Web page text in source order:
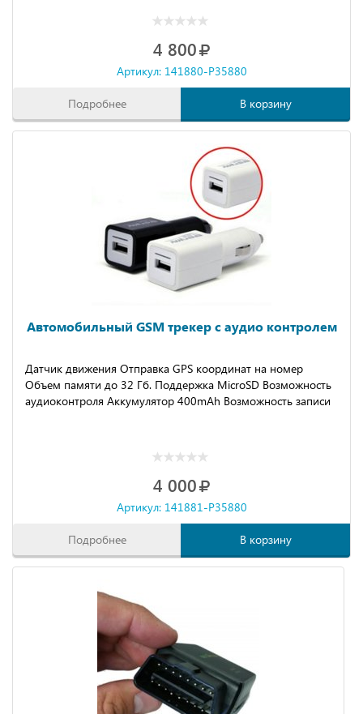
4 800
Артикул: 141880-P35880
Подробнее В корзину
Автомобильный GSM трекер с аудио контролем
Датчик движения Отправка GPS координат на номер
Объем памяти до 32 Гб. Поддержка MicroSD Возможность
аудиоконтроля Аккумулятор 400mAh Возможность записи
4 000
Артикул: 141881-P35880
Подробнее В корзину